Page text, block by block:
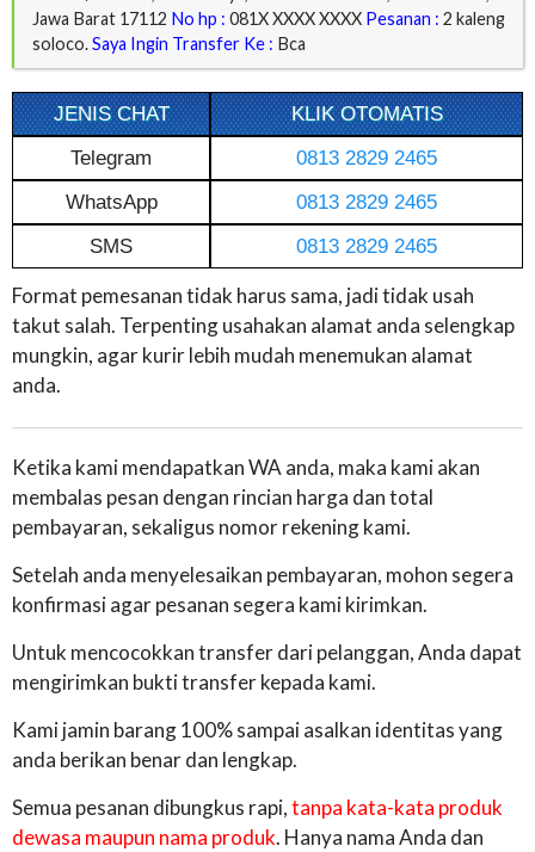
Jawa Barat 17112 No hp : 081X XXXX XXXX Pesanan : 2 kaleng
soloco.Saya Ingin Transfer Ke : Bca
JENIS CHAT
KLIK OTOMATIS
Telegram
0813 2829 2465
WhatsApp
0813 2829 2465
SMS
0813 2829 2465
Format pemesanan tidak harus sama, jadi tidak usah
takut salah. Terpenting usahakan alamat anda selengkap
mungkin, agar kurir lebih mudah menemukan alamat
anda.
Ketika kami mendapatkan WA anda, maka kami akan
membalas pesan dengan rincian harga dan total
pembayaran, sekaligus nomor rekening kami.
Setelah anda menyelesaikan pembayaran, mohon segera
konfirmasi agar pesanan segera kami kirimkan.
Untuk mencocokkan transfer dari pelanggan, Anda dapat
mengirimkan bukti transfer kepada kami.
Kami jamin barang 100% sampai asalkan identitas yang
anda berikan benar dan lengkap.
Semua pesanan dibungkus rapi,tanpa kata-kata produk
dewasa maupun nama produk. Hanya nama Anda dan